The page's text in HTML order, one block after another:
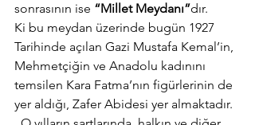
sonrasının ise “Millet Meydanı”dır.
Ki bu meydan üzerinde bugün 1927
Tarihinde açılan Gazi Mustafa Kemal’in,
Mehmetçiğin ve Anadolu kadınını
temsilen Kara Fatma’nın figürlerinin de
yer aldığı, Zafer Abidesi yer almaktadır.